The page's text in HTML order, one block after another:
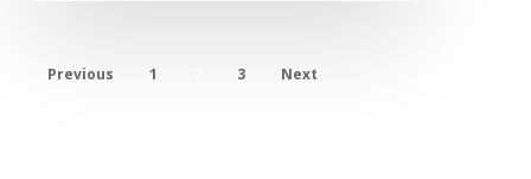
Previous 1 3 Next